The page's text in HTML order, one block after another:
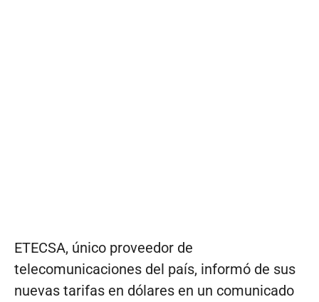
ETECSA, único proveedor de
telecomunicaciones del país, informó de sus
nuevas tarifas en dólares en un comunicado